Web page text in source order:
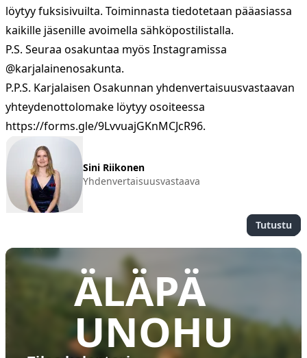
löytyyfuksisivuilta. Toiminnasta tiedotetaan pääasiassa
kaikille jäsenille avoimella sähköpostilistalla.
P.S. Seuraa osakuntaa myös Instagramissa
@karjalainenosakunta.
P.P.S. Karjalaisen Osakunnan yhdenvertaisuusvastaavan
yhteydenottolomake löytyy osoiteessa
https://forms.gle/9LvvuajGKnMCJcR96.
Sini Riikonen
Yhdenvertaisuusvastaava
Tutustu
✕
ÄLÄPÄ
UNOHU